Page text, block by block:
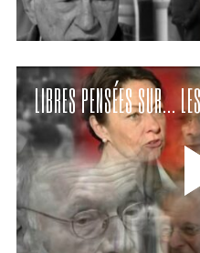
LIBRES PENSÉES SUR…